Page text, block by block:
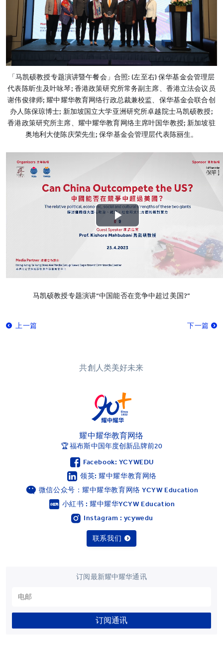
「马凯硕教授专题演讲暨午餐会」合照: (左至右) 保华基金会管理层
代表陈昕生及叶咏琴; 香港政策研究所常务副主席、香港立法会议员
谢伟俊律师; 耀中耀华教育网络行政总裁兼校监、保华基金会联合创
办人陈保琼博士; 新加坡国立大学亚洲研究所卓越院士马凯硕教授;
香港政策研究所主席、耀中耀华教育网络主席叶国华教授; 新加坡驻
奥地利大使陈庆荣先生; 保华基金会管理层代表陈丽生。
Play
Video
马凯硕教授专题演讲“中国能否在竞争中超过美国?”
上一篇 下一篇
共創人类美好未来
耀中耀华教育网络
🏆 福布斯中国年度创新品牌前20
Facebook: YCYWEDU
领英: 耀中耀华教育网络
微信公众号：耀中耀华教育网络 YCYW Education
小紅书 : 耀中耀华YCYW Education
Instagram : ycywedu
联系我们
订阅最新耀中耀华通讯
订阅通讯